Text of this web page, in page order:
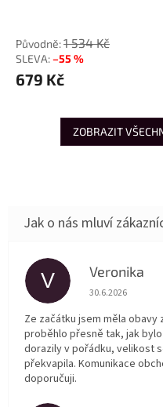
1 534 Kč
–55 %
679 Kč
ZOBRAZIT
V Veronika
Hodnocení
30.6.2026
Ze začátku jsem měla
proběhlo přesně tak, jak
dorazily v pořádku, velikost
překvapila. Komunikace
doporučuji.